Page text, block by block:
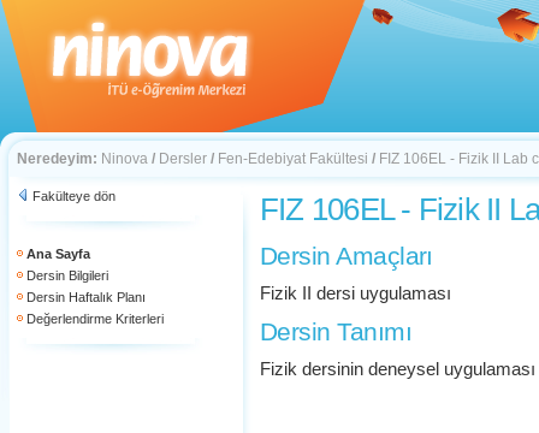
Neredeyim: Ninova / Dersler / Fen-Edebiyat Fakültesi / FIZ 106EL - Fizik II Lab
Fakülteye dön
Ana Sayfa
Dersin Bilgileri
Dersin Haftalık Planı
Değerlendirme Kriterleri
FIZ 106EL - Fizik II
Dersin Amaçları
Fizik II dersi uygulaması
Dersin Tanımı
Fizik dersinin deneysel uygulaması